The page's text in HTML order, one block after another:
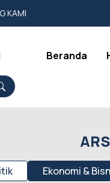
KAMI
Beranda
Ekonomi &